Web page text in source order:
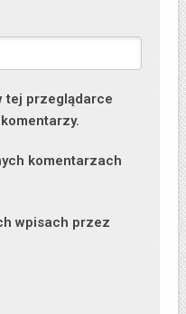
tej przeglądarce
komentarzach
wpisach przez